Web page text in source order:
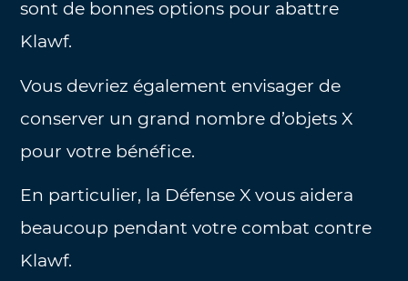
sont de bonnes options pour abattre
Klawf.
Vous devriez également envisager de
conserver un grand nombre d’objets X
pour votre bénéfice.
En particulier, la Défense X vous aidera
beaucoup pendant votre combat contre
Klawf.